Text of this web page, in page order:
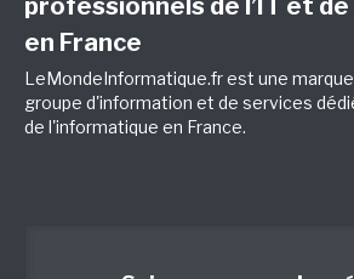
professionnels de l’IT et de
en France
LeMondeInformatique.fr est une
groupe d'information et de services
de l'informatique en France.